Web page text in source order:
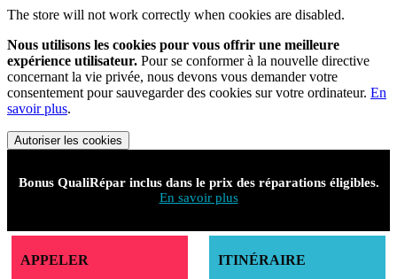
Bonus QualiRépar inclus dans le prix des réparations éligibles.
En savoir plus
APPELER
Page d'accueil
Rechercher